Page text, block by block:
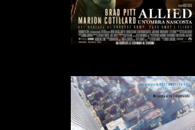
GUARDA IL TRAILER